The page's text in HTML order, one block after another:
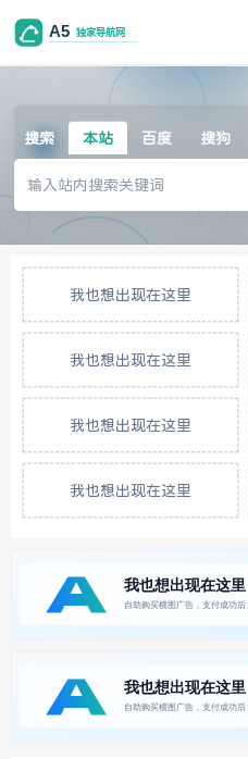
搜索 本站 百度 搜狗
我也想出现在这里
我也想出现在这里
我也想出现在这里
我也想出现在这里